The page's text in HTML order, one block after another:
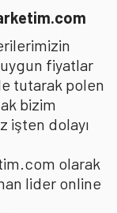
fiyatlar
tutarak polen
bizim
işten dolayı
olarak
lider online